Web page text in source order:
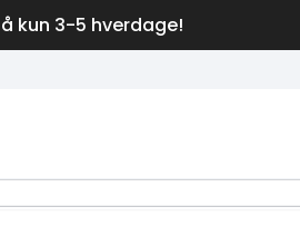
kun 3-5 hverdage!